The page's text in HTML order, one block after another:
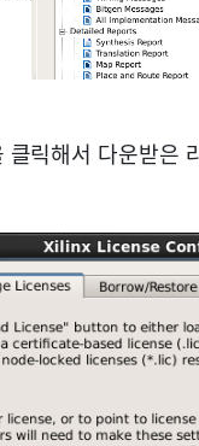
릭해서 다운받은